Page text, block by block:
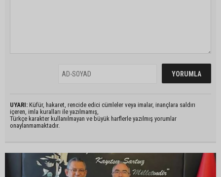
UYARI: Küfür, hakaret, rencide edici cümleler veya imalar, inançlara saldırı
içeren, imla kuralları ile yazılmamış,
Türkçe karakter kullanılmayan ve büyük harflerle yazılmış yorumlar
onaylanmamaktadır.